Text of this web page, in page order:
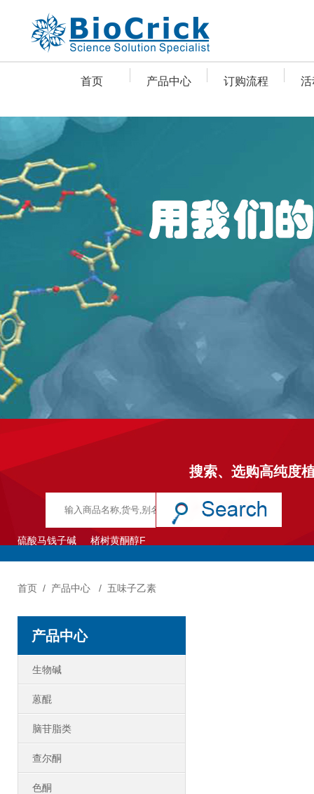
首页 产品中心 订购流程 活
搜索、选购高纯度
硫酸马钱子碱 楮树黄酮醇F
首页/ 产品中心/ 五味子乙素
产品中心
生物碱
蒽醌
脑苷脂类
查尔酮
色酮